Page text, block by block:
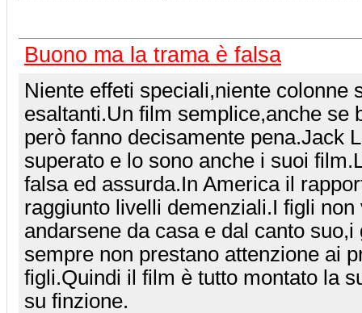
Buono ma la trama è falsa
Niente effeti speciali,niente colonne
esaltanti.Un film semplice,anche se
però fanno decisamente pena.Jack
superato e lo sono anche i suoi
falsa ed assurda.In America il
raggiunto livelli demenziali.I figli non
andarsene da casa e dal canto suo,i
sempre non prestano attenzione ai
figli.Quindi il film è tutto montato la
su finzione.